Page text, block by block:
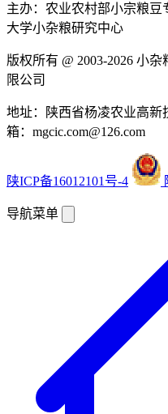
主办：农业农村部小宗粮豆
大学小杂粮研究中心
版权所有 @ 2003-2026 小杂
限公司
地址：陕西省杨凌农业高新
箱：mgcic.com@126.com
陕ICP备16012101号-4
导航菜单